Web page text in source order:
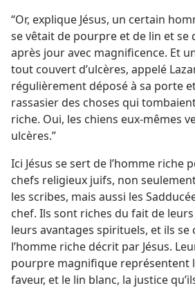
“Or, explique Jésus, un certain
se vêtait de pourpre et de lin et se
après jour avec magnificence. Et
tout couvert d’ulcères, appelé
régulièrement déposé à sa porte
rassasier des choses qui
riche. Oui, les chiens eux-​mêmes
ulcères.”
Ici Jésus se sert de l’homme riche
chefs religieux juifs, non
les scribes, mais aussi les
chef. Ils sont riches du fait de
leurs avantages spirituels, et ils
l’homme riche décrit par Jésus.
pourpre magnifique représentent
faveur, et le lin blanc, la justice